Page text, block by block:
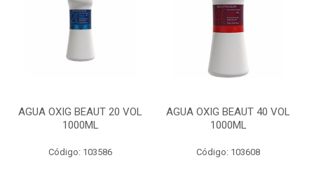
AGUA OXIG BEAUT 20 VOL
1000ML
Código: 103586
AGUA OXIG BEAUT 40 VOL
1000ML
Código: 103608